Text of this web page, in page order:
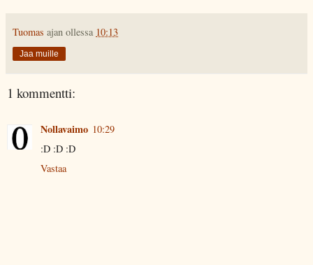
Tuomas ajan ollessa 10:13
Jaa muille
1 kommentti:
Nollavaimo 10:29
:D :D :D
Vastaa